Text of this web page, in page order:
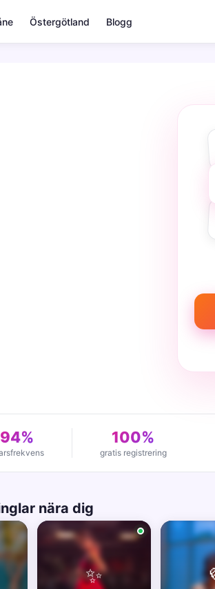
Östergötland Blogg
94% 100%
gratis registrering
nära dig
✨